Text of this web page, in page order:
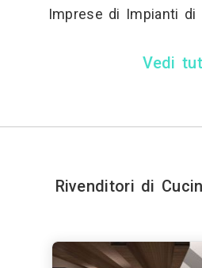
Imprese di Impianti di
Vedi
Rivenditori di